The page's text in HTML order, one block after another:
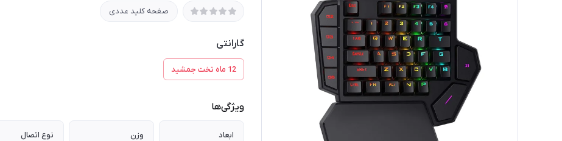
صفحه کلید عددی
گارانتی
12 ماه تخت جمشید
ویژگی‌ها
ابعاد وزن نوع اتصال